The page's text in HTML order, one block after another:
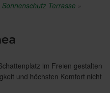
Sonnenschutz Terrasse »
im Freien gestalten
und höchsten Komfort nicht